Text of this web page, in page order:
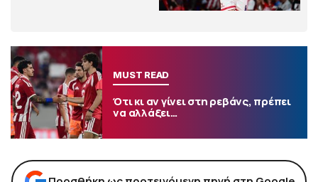
MUST READ
Ότι κι αν γίνει στη ρεβάνς, πρέπει
να αλλάξει…